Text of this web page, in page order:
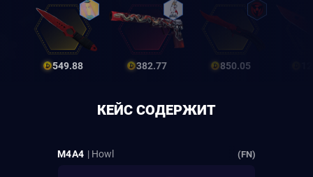
549.88 382.77 850.05
КЕЙС СОДЕРЖИТ
M4A4 | Howl (FN)